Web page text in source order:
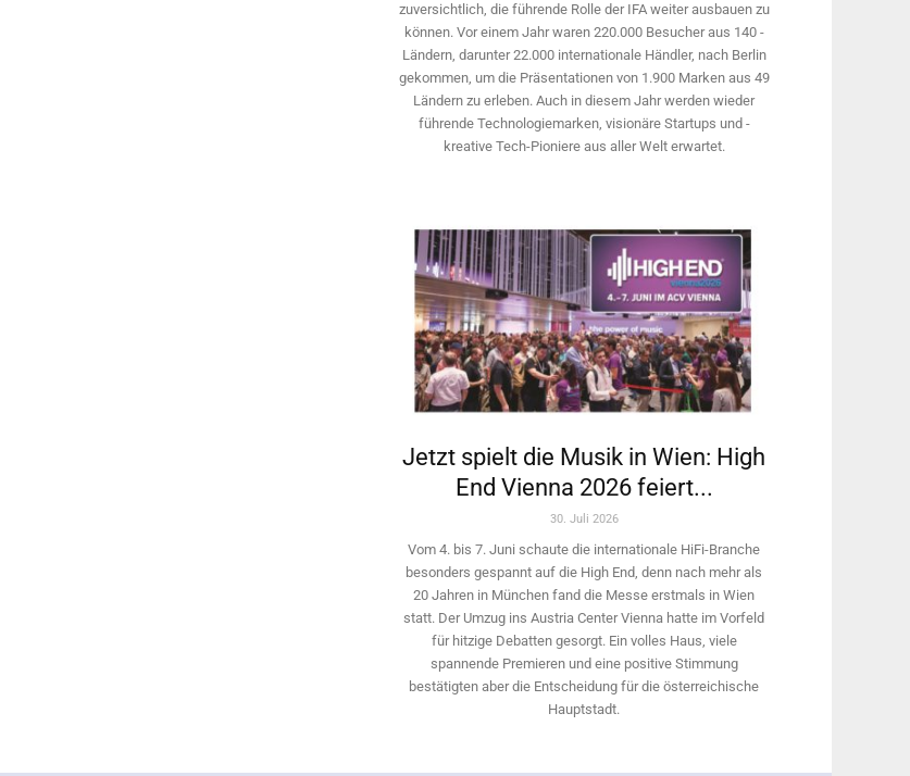
zuversichtlich, die führende Rolle der IFA weiter ausbauen zu
können. Vor einem Jahr ­waren 220.000 Besucher aus 140 ­
Ländern, ­darunter 22.000 internationale Händler, nach Berlin
gekommen, um die Präsen­tationen von 1.900 Marken aus 49
Ländern zu erleben. Auch in diesem Jahr werden wieder
führende Technologiemarken, visionäre Startups und ­
kreative Tech-Pioniere aus aller Welt erwartet.
Jetzt spielt die Musik in Wien: High
End Vienna 2026 feiert...
30. Juli 2026
Vom 4. bis 7. Juni schaute die internationale HiFi-Branche
besonders gespannt auf die High End, denn nach mehr als
20 Jahren in München fand die Messe erstmals in Wien
statt. Der Umzug ins Austria Center Vienna hatte im Vorfeld
für hitzige Debatten gesorgt. Ein volles Haus, viele
spannende Premieren und eine positive Stimmung
bestätigten aber die Entscheidung für die österreichische
Hauptstadt.